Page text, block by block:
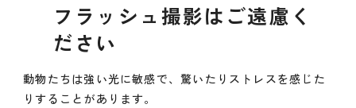
フラッシュ撮影はご遠慮く
ださい
動物たちは強い光に敏感で、驚いたりストレスを感じた
りすることがあります。